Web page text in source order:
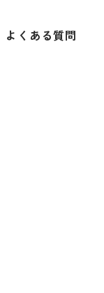
よくある質問